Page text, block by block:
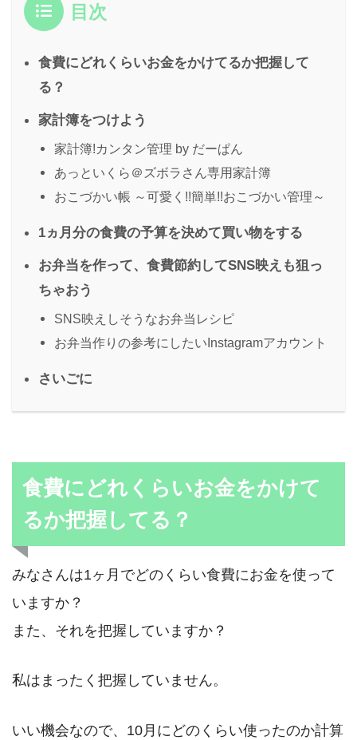
目次
食費にどれくらいお金をかけてるか把握して
る？
家計簿をつけよう
家計簿!カンタン管理 by だーぱん
あっといくら＠ズボラさん専用家計簿
おこづかい帳 ～可愛く!!簡単!!おこづかい管理～
1ヵ月分の食費の予算を決めて買い物をする
お弁当を作って、食費節約してSNS映えも狙っ
ちゃおう
SNS映えしそうなお弁当レシピ
お弁当作りの参考にしたいInstagramアカウント
さいごに
食費にどれくらいお金をかけて
るか把握してる？
みなさんは1ヶ月でどのくらい食費にお金を使って
いますか？
また、それを把握していますか？
私はまったく把握していません。
いい機会なので、10月にどのくらい使ったのか計算